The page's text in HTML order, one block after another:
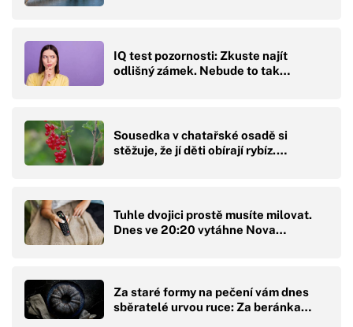
IQ test pozornosti: Zkuste najít
odlišný zámek. Nebude to tak…
Sousedka v chatařské osadě si
stěžuje, že jí děti obírají rybíz.…
Tuhle dvojici prostě musíte milovat.
Dnes ve 20:20 vytáhne Nova…
Za staré formy na pečení vám dnes
sběratelé urvou ruce: Za beránka…